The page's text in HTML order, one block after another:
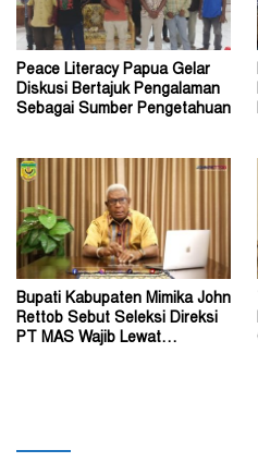
Peace Literacy Papua Gelar
Diskusi Bertajuk Pengalaman
Sebagai Sumber Pengetahuan
Bupati Kabupaten Mimika John
Rettob Sebut Seleksi Direksi
PT MAS Wajib Lewat